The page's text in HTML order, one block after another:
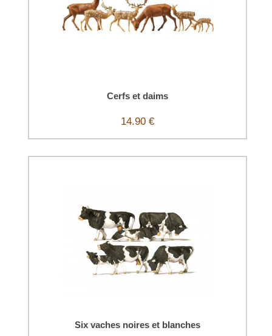
Cerfs et daims
14.90 €
Six vaches noires et blanches